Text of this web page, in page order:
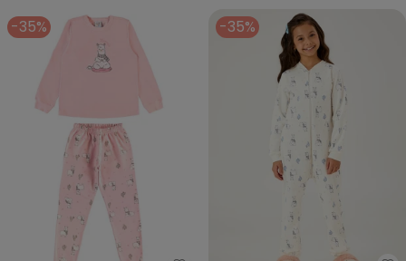
-35% -35%